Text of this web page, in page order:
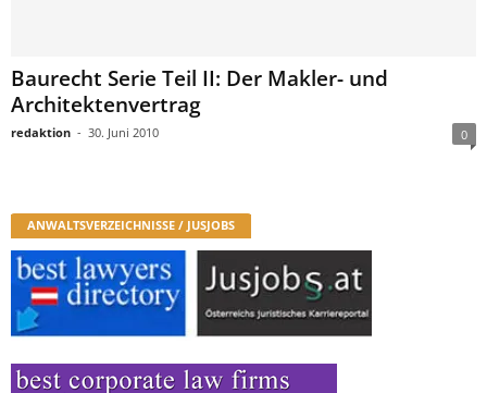
Baurecht Serie Teil II: Der Makler- und
Architektenvertrag
redaktion - 30. Juni 2010 0
ANWALTSVERZEICHNISSE / JUSJOBS